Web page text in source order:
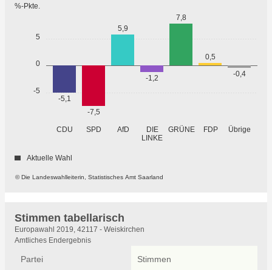
-5
0
5
%-Pkte.
CDU SPD AfD
DIE
LINKE
GRÜNE FDP Übrige
-5,1
-7,5
5,9
-1,2
7,8
0,5
-0,4
© Die Landeswahlleiterin, Statistisches Amt Saarland
Aktuelle Wahl
Stimmen tabellarisch
Stimmen
tabellarisch
Europawahl 2019, 42117 - Weiskirchen
Amtliches Endergebnis
Partei Stimmen